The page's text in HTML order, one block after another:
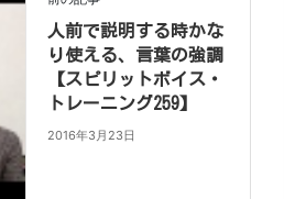
人前で説明する時かな
り使える、言葉の強調
【スピリットボイス・
トレーニング259】
2016年3月23日